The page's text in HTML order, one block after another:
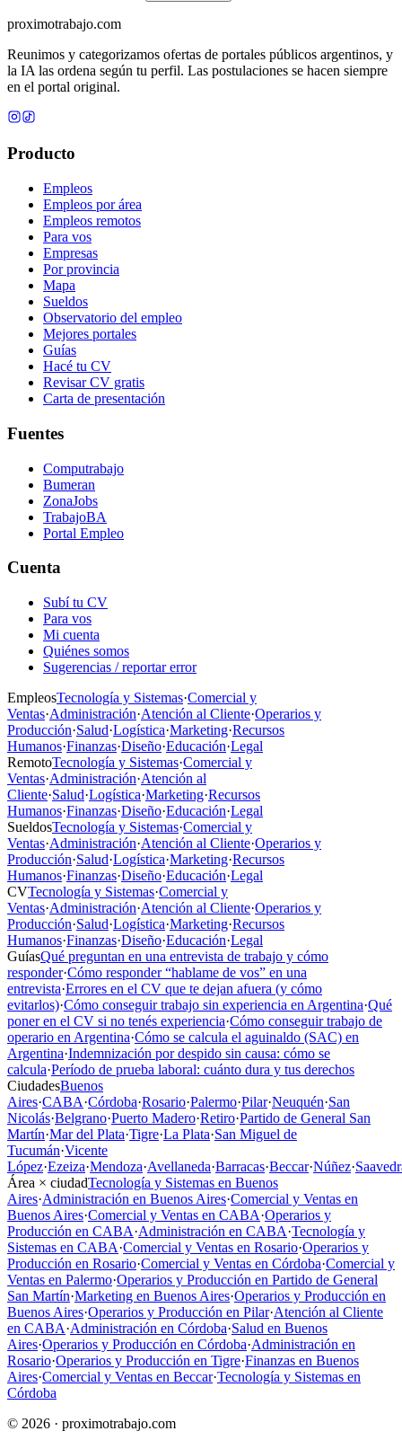
proximotrabajo.com
Reunimos y categorizamos ofertas de portales públicos argentinos, y
la IA las ordena según tu perfil. Las postulaciones se hacen siempre
en el portal original.
Producto
Empleos
Empleos por área
Empleos remotos
Para vos
Empresas
Por provincia
Mapa
Sueldos
Observatorio del empleo
Mejores portales
Guías
Hacé tu CV
Revisar CV gratis
Carta de presentación
Fuentes
Computrabajo
Bumeran
ZonaJobs
TrabajoBA
Portal Empleo
Cuenta
Subí tu CV
Para vos
Mi cuenta
Quiénes somos
Sugerencias / reportar error
EmpleosTecnología y Sistemas·Comercial y
Ventas·Administración·Atención al Cliente·Operarios y
Producción·Salud·Logística·Marketing·Recursos
Humanos·Finanzas·Diseño·Educación·Legal
RemotoTecnología y Sistemas·Comercial y
Ventas·Administración·Atención al
Cliente·Salud·Logística·Marketing·Recursos
Humanos·Finanzas·Diseño·Educación·Legal
SueldosTecnología y Sistemas·Comercial y
Ventas·Administración·Atención al Cliente·Operarios y
Producción·Salud·Logística·Marketing·Recursos
Humanos·Finanzas·Diseño·Educación·Legal
CVTecnología y Sistemas·Comercial y
Ventas·Administración·Atención al Cliente·Operarios y
Producción·Salud·Logística·Marketing·Recursos
Humanos·Finanzas·Diseño·Educación·Legal
GuíasQué preguntan en una entrevista de trabajo y cómo
responder·Cómo responder “hablame de vos” en una
entrevista·Errores en el CV que te dejan afuera (y cómo
evitarlos)·Cómo conseguir trabajo sin experiencia en Argentina·Qué
poner en el CV si no tenés experiencia·Cómo conseguir trabajo de
operario en Argentina·Cómo se calcula el aguinaldo (SAC) en
Argentina·Indemnización por despido sin causa: cómo se
calcula·Período de prueba laboral: cuánto dura y tus derechos
CiudadesBuenos
Aires·CABA·Córdoba·Rosario·Palermo·Pilar·Neuquén·San
Nicolás·Belgrano·Puerto Madero·Retiro·Partido de General San
Martín·Mar del Plata·Tigre·La Plata·San Miguel de
Tucumán·Vicente
López·Ezeiza·Mendoza·Avellaneda·Barracas·Beccar·Núñez·
Área × ciudadTecnología y Sistemas en Buenos
Aires·Administración en Buenos Aires·Comercial y Ventas en
Buenos Aires·Comercial y Ventas en CABA·Operarios y
Producción en CABA·Administración en CABA·Tecnología y
Sistemas en CABA·Comercial y Ventas en Rosario·Operarios y
Producción en Rosario·Comercial y Ventas en Córdoba·Comercial y
Ventas en Palermo·Operarios y Producción en Partido de General
San Martín·Marketing en Buenos Aires·Operarios y Producción en
Buenos Aires·Operarios y Producción en Pilar·Atención al Cliente
en CABA·Administración en Córdoba·Salud en Buenos
Aires·Operarios y Producción en Córdoba·Administración en
Rosario·Operarios y Producción en Tigre·Finanzas en Buenos
Aires·Comercial y Ventas en Beccar·Tecnología y Sistemas en
Córdoba
© 2026 · proximotrabajo.com